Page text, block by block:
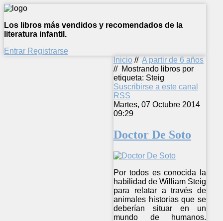
Los libros más vendidos y recomendados de la
literatura infantil.
Entrar Registrarse
Inicio // A partir de 6 años
// Mostrando libros por
etiqueta: Steig
Suscribirse a este canal
RSS
Martes, 07 Octubre 2014
09:29
Doctor De Soto
Por todos es conocida la
habilidad de William Steig
para relatar a través de
animales historias que se
deberían situar en un
mundo de humanos.